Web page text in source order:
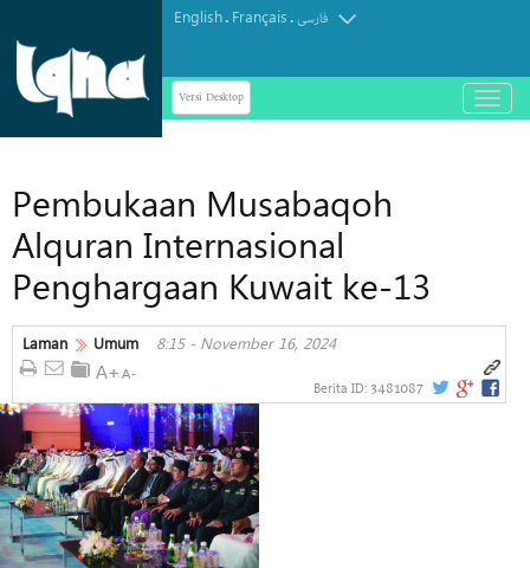
English. Français.فارسی
Versi Desktop
باز
و
Pembukaan Musabaqoh
Alquran Internasional
Penghargaan Kuwait ke-13
Laman Umum 8:15 - November 16, 2024
Berita ID: 3481087